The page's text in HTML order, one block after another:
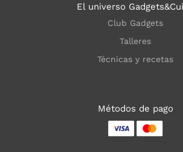
El universo
Club Gadgets
Talleres
Técnicas y recetas
Métodos de pago